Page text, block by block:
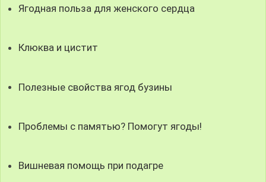
Ягодная польза для женского сердца
Клюква и цистит
Полезные свойства ягод бузины
Проблемы с памятью? Помогут ягоды!
Вишневая помощь при подагре